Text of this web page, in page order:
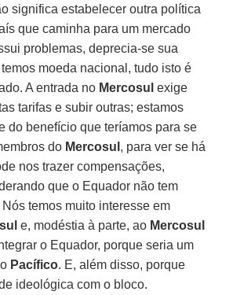
significa estabelecer outra política
que caminha para um mercado
problemas, deprecia-se sua
moeda nacional, tudo isto é
A entrada no Mercosulexige
tarifas e subir outras; estamos
do benefício que teríamos para se
do Mercosul , para ver se há
nos trazer compensações,
que o Equador não tem
temos muito interesse em
e, modéstia à parte, ao Mercosul
o Equador, porque seria um
Pacífico. E, além disso, porque
ideológica com o bloco.